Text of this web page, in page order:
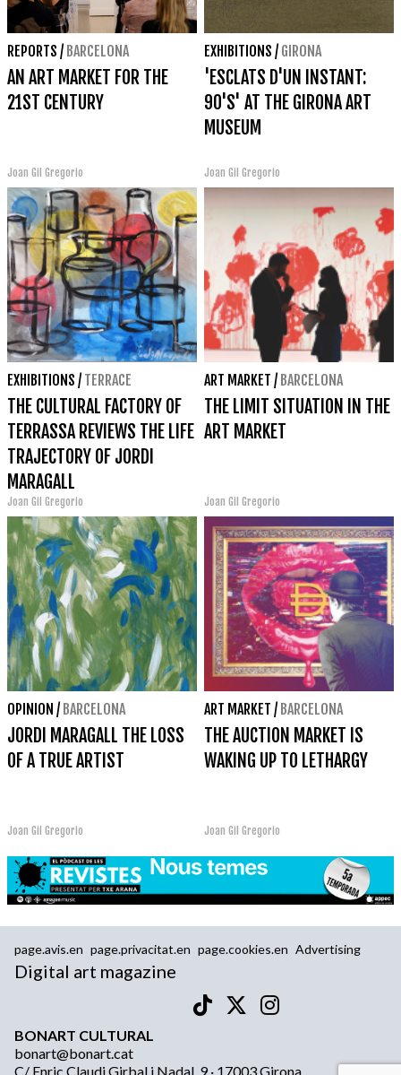
REPORTS / BARCELONA
AN ART MARKET FOR THE
21ST CENTURY
Joan Gil Gregorio
EXHIBITIONS / GIRONA
'ESCLATS D'UN INSTANT:
90'S' AT THE GIRONA ART
MUSEUM
Joan Gil Gregorio
EXHIBITIONS / TERRACE
THE CULTURAL FACTORY OF
TERRASSA REVIEWS THE LIFE
TRAJECTORY OF JORDI
MARAGALL
Joan Gil Gregorio
ART MARKET / BARCELONA
THE LIMIT SITUATION IN THE
ART MARKET
Joan Gil Gregorio
OPINION / BARCELONA
JORDI MARAGALL THE LOSS
OF A TRUE ARTIST
Joan Gil Gregorio
ART MARKET / BARCELONA
THE AUCTION MARKET IS
WAKING UP TO LETHARGY
Joan Gil Gregorio
page.avis.en page.privacitat.en page.cookies.en Advertising
Digital art magazine
BONART CULTURAL
bonart@bonart.cat
C/ Enric Claudi Girbal i Nadal, 9 · 17003 Girona